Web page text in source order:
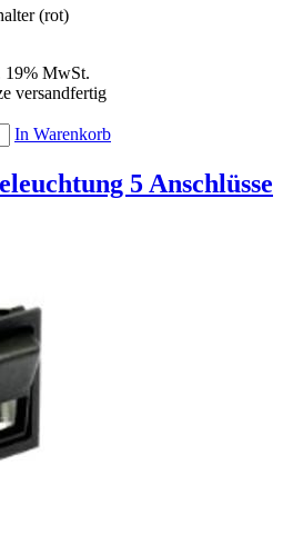
(rot)
19% MwSt.
versandfertig
In Warenkorb
5 Anschlüsse